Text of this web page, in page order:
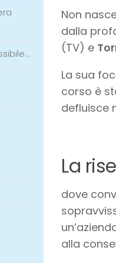
Non
dalla
(TV) e
La sua
corso è
defluisce
La
dove
alla